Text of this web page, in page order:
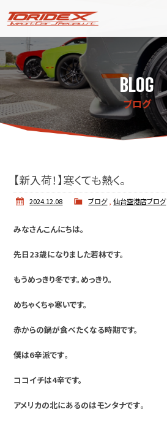
ブログ
ストックリスト
買取
BLOG
ブログ
【新入荷！】寒くても熱く。
2024.12.08 ブログ,仙台空港店ブログ
みなさんこんにちは。
先日23歳になりました若林です。
もうめっきり冬です。めっきり。
めちゃくちゃ寒いです。
赤からの鍋が食べたくなる時期です。
僕は6辛派です。
ココイチは4辛です。
アメリカの北にあるのはモンタナです。